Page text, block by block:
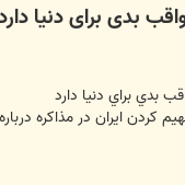
بدی برای دنیا
بدي براي دنيا دارد
كردن ايران در مذاكره